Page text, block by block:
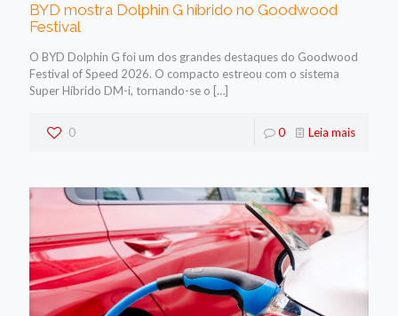
BYD mostra Dolphin G híbrido no Goodwood
Festival
O BYD Dolphin G foi um dos grandes destaques do Goodwood
Festival of Speed 2026. O compacto estreou com o sistema
Super Híbrido DM-i, tornando-se o […]
0 0 Leia mais